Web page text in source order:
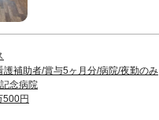
護補助者/賞与5ヶ月分/病院/夜勤のみ
念病院
500円